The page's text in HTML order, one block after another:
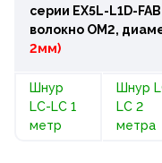
серии EX5L-L1D-
волокно OM2,
2мм)
Шнур
LC-LC 1
метр
Шнур
LC 2
метра